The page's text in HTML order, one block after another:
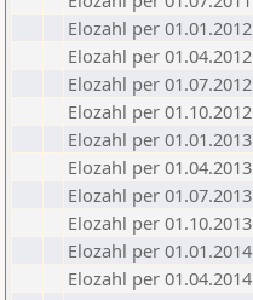
Elozahl per 01.01.2012
Elozahl per 01.04.2012
Elozahl per 01.07.2012
Elozahl per 01.10.2012
Elozahl per 01.01.2013
Elozahl per 01.04.2013
Elozahl per 01.07.2013
Elozahl per 01.10.2013
Elozahl per 01.01.2014
Elozahl per 01.04.2014